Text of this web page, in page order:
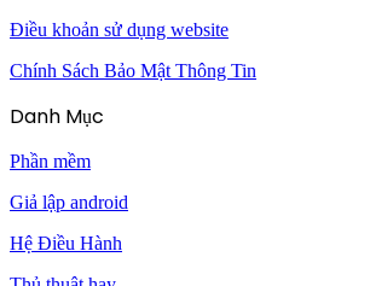
Điều khoản sử dụng website
Chính Sách Bảo Mật Thông Tin
Danh Mục
Phần mềm
Giả lập android
Hệ Điều Hành